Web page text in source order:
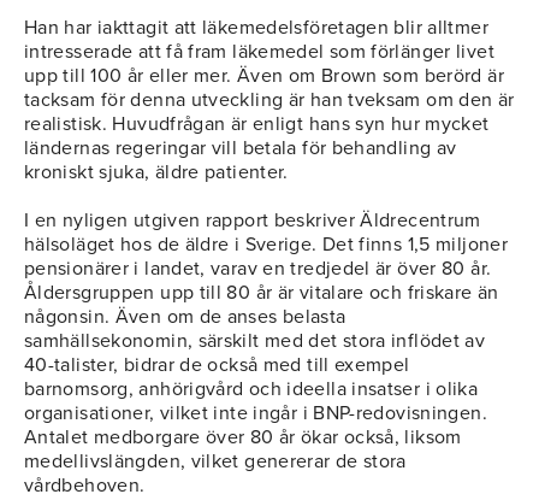
Han har iakttagit att läkemedelsföretagen blir alltmer
intresserade att få fram läkemedel som förlänger livet
upp till 100 år eller mer. Även om Brown som berörd är
tacksam för denna utveckling är han tveksam om den är
realistisk. Huvudfrågan är enligt hans syn hur mycket
ländernas regeringar vill betala för behandling av
kroniskt sjuka, äldre patienter.
I en nyligen utgiven rapport beskriver Äldrecentrum
hälsoläget hos de äldre i Sverige. Det finns 1,5 miljoner
pensionärer i landet, varav en tredjedel är över 80 år.
Åldersgruppen upp till 80 år är vitalare och friskare än
någonsin. Även om de anses belasta
samhällsekonomin, särskilt med det stora inflödet av
40-talister, bidrar de också med till exempel
barnomsorg, anhörigvård och ideella insatser i olika
organisationer, vilket inte ingår i BNP-redovisningen.
Antalet medborgare över 80 år ökar också, liksom
medellivslängden, vilket genererar de stora
vårdbehoven.